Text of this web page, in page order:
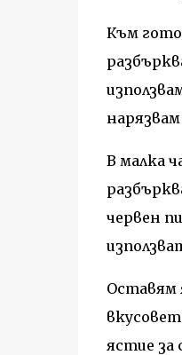
Към
В малка
червен
Оставям
ястие за